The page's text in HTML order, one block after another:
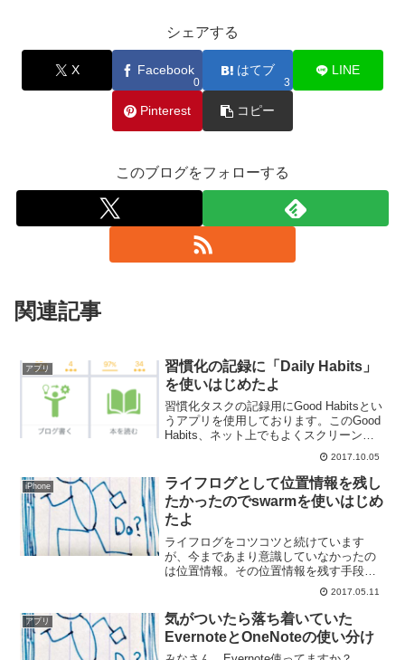
シェアする
X Facebook
0
はてブ
3
LINE
Pinterest コピー
このブログをフォローする
関連記事
アプリ
習慣化の記録に「Daily Habits」
を使いはじめたよ
習慣化タスクの記録用にGood Habitsとい
うアプリを使用しております。このGood
Habits、ネット上でもよくスクリーンシ
ョットを見かけるぐらい多くの方が使用
しているアプリでして習慣化を記録する
のには十分な機能なのですが、使用し
て...
2017.10.05
iPhone
ライフログとして位置情報を残し
たかったのでswarmを使いはじめ
たよ
ライフログをコツコツと続けています
が、今まであまり意識していなかったの
は位置情報。その位置情報を残す手段と
してswarmを使い始めましたのでまとめ
ておきます。たすくまの位置情報では満
足できなくなってきたたすくまで24時間
トラッキングをするよ...
2017.05.11
アプリ
気がついたら落ち着いていた
EvernoteとOneNoteの使い分け